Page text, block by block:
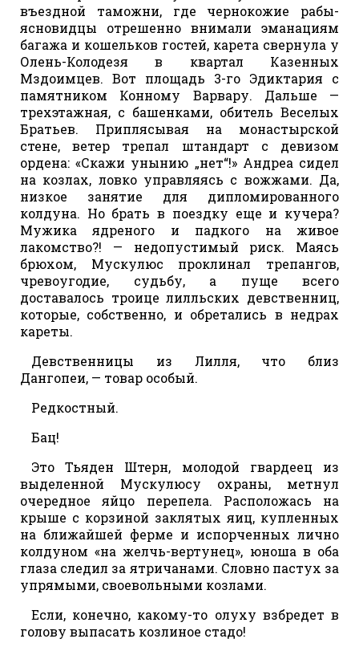
въездной таможни, где чернокожие рабы-
ясновидцы отрешенно внимали эманациям
багажа и кошельков гостей, карета свернула у
Олень-Колодезя в квартал Казенных
Мздоимцев. Вот площадь 3-го Эдиктария с
памятником Конному Варвару. Дальше —
трехэтажная, с башенками, обитель Веселых
Братьев. Приплясывая на монастырской
стене, ветер трепал штандарт с девизом
ордена: «Скажи унынию „нет“!» Андреа сидел
на козлах, ловко управляясь с вожжами. Да,
низкое занятие для дипломированного
колдуна. Но брать в поездку еще и кучера?
Мужика ядреного и падкого на живое
лакомство?! — недопустимый риск. Маясь
брюхом, Мускулюс проклинал трепангов,
чревоугодие, судьбу, а пуще всего
доставалось троице лилльских девственниц,
которые, собственно, и обретались в недрах
кареты.
Девственницы из Лилля, что близ
Дангопеи, — товар особый.
Редкостный.
Бац!
Это Тьяден Штерн, молодой гвардеец из
выделенной Мускулюсу охраны, метнул
очередное яйцо перепела. Расположась на
крыше с корзиной заклятых яиц, купленных
на ближайшей ферме и испорченных лично
колдуном «на желчь-вертунец», юноша в оба
глаза следил за ятричанами. Словно пастух за
упрямыми, своевольными козлами.
Если, конечно, какому-то олуху взбредет в
голову выпасать козлиное стадо!